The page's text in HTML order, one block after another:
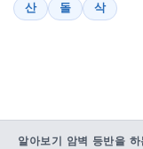
산
돌 삭
알아보기 암벽 등반을